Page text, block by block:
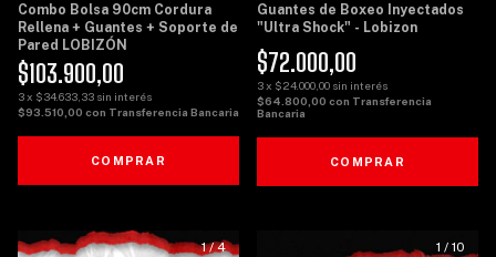
Combo Bolsa 90cm Cordura
Rellena + Guantes + Soporte de
Pared LOBIZÓN
$103.900,00
3x $34.633,33 sin interés
$93.510,00 con Transferencia Bancaria
COMPRAR
Guantes de Boxeo Inyectados
"Ultra Shock" - Lobizon
$72.000,00
3x $24.000,00 sin interés
$64.800,00 con Transferencia
Bancaria
COMPRAR
1/4 1 / 10